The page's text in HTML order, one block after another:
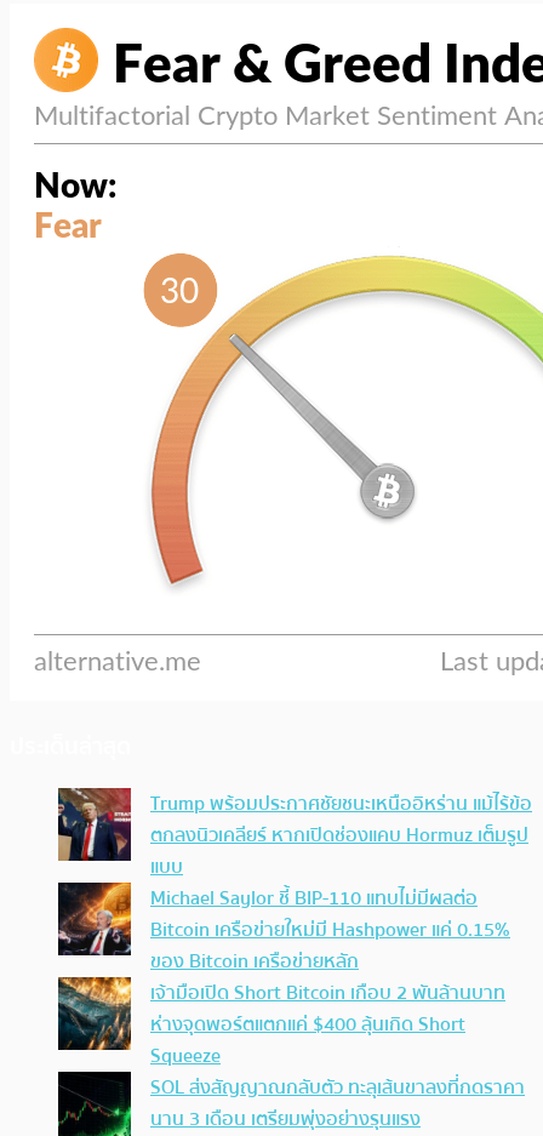
Trump พร้อมประกาศชัยชนะเหนืออิหร่าน แม้ไร้ข้อ
ตกลงนิวเคลียร์ หากเปิดช่องแคบ Hormuz เต็มรูป
แบบ
Michael Saylor ชี้ BIP-110 แทบไม่มีผลต่อ
Bitcoin เครือข่ายใหม่มี Hashpower แค่ 0.15%
ของ Bitcoin เครือข่ายหลัก
เจ้ามือเปิด Short Bitcoin เกือบ 2 พันล้านบาท
ห่างจุดพอร์ตแตกแค่ $400 ลุ้นเกิด Short
Squeeze
SOL ส่งสัญญาณกลับตัว ทะลุเส้นขาลงที่กดราคา
นาน 3 เดือน เตรียมพุ่งอย่างรุนแรง